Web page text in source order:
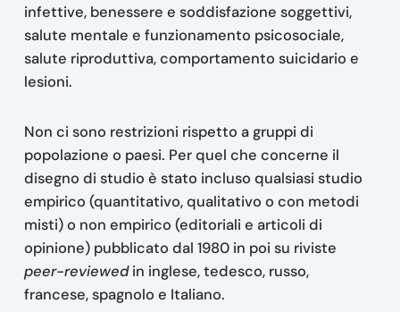
infettive, benessere e soddisfazione soggettivi,
salute mentale e funzionamento psicosociale,
salute riproduttiva, comportamento suicidario e
lesioni.
Non ci sono restrizioni rispetto a gruppi di
popolazione o paesi. Per quel che concerne il
disegno di studio è stato incluso qualsiasi studio
empirico (quantitativo, qualitativo o con metodi
misti) o non empirico (editoriali e articoli di
opinione) pubblicato dal 1980 in poi su riviste
peer-reviewedin inglese, tedesco, russo,
francese, spagnolo e Italiano.